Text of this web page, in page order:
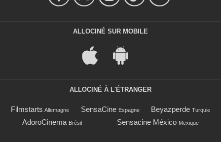
ALLOCINÉ SUR MOBILE
ALLOCINÉ À L'ÉTRANGER
Filmstarts Allemagne SensaCine Espagne Beyazperde Turquie
AdoroCinema Brésil Sensacine México Mexique